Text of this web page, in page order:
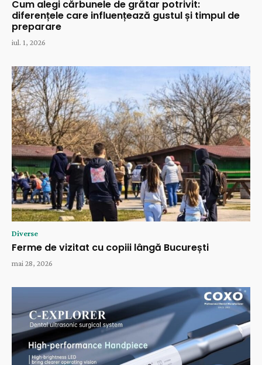
Cum alegi cărbunele de grătar potrivit:
diferențele care influențează gustul și timpul de
preparare
iul. 1, 2026
Diverse
Ferme de vizitat cu copiii lângă București
mai 28, 2026